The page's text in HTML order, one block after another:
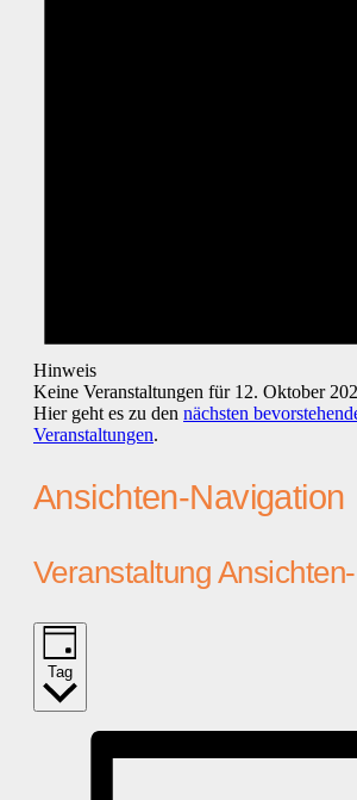
Hinweis
Keine Veranstaltungen für 12. Oktober
Hier geht es zu den nächsten
Veranstaltungen.
Ansichten-Navigation
Veranstaltung
Tag